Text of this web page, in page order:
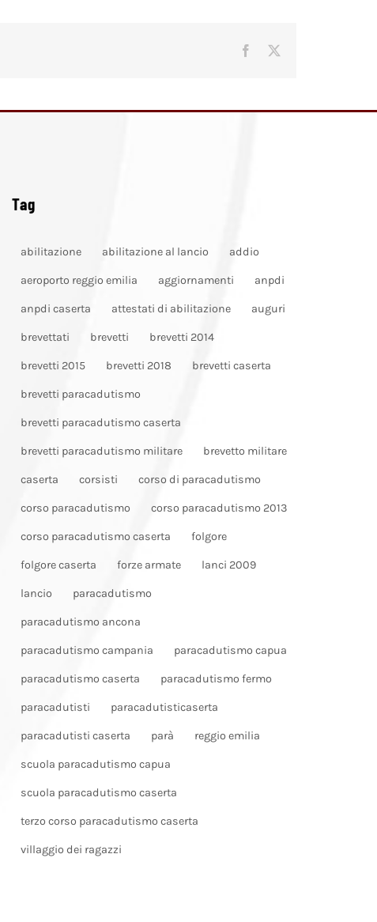
Facebook
Tag
abilitazione abilitazione al lancio addio
aeroporto reggio emilia aggiornamenti anpdi
anpdi caserta attestati di abilitazione auguri
brevettati brevetti brevetti 2014
brevetti 2015 brevetti 2018 brevetti caserta
brevetti paracadutismo
brevetti paracadutismo caserta
brevetti paracadutismo militare brevetto militare
caserta corsisti corso di paracadutismo
corso paracadutismo corso paracadutismo 2013
corso paracadutismo caserta folgore
folgore caserta forze armate lanci 2009
lancio paracadutismo
paracadutismo ancona
paracadutismo campania paracadutismo capua
paracadutismo caserta paracadutismo fermo
paracadutisti paracadutisticaserta
paracadutisti caserta parà reggio emilia
scuola paracadutismo capua
scuola paracadutismo caserta
terzo corso paracadutismo caserta
villaggio dei ragazzi